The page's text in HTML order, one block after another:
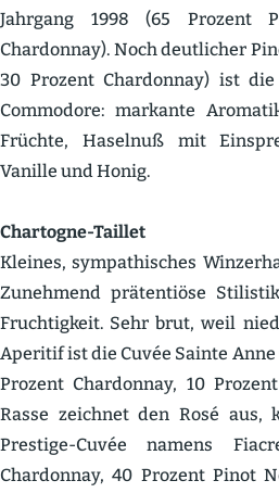
Jahrgang 1998 (65 Prozent
Chardonnay). Noch deutlicher
30 Prozent Chardonnay) ist die
Commodore: markante
Früchte, Haselnuß mit
Vanille und Honig.
Chartogne-Taillet
Kleines, sympa­thi­sches
Zunehmend präten­tiöse
Fruch­tigkeit. Sehr brut, weil
Aperitif ist die Cuvée Sainte
Prozent Chardonnay, 10
Rasse zeichnet den Rosé aus,
Prestige-Cuvée namens
Chardonnay, 40 Prozent Pinot